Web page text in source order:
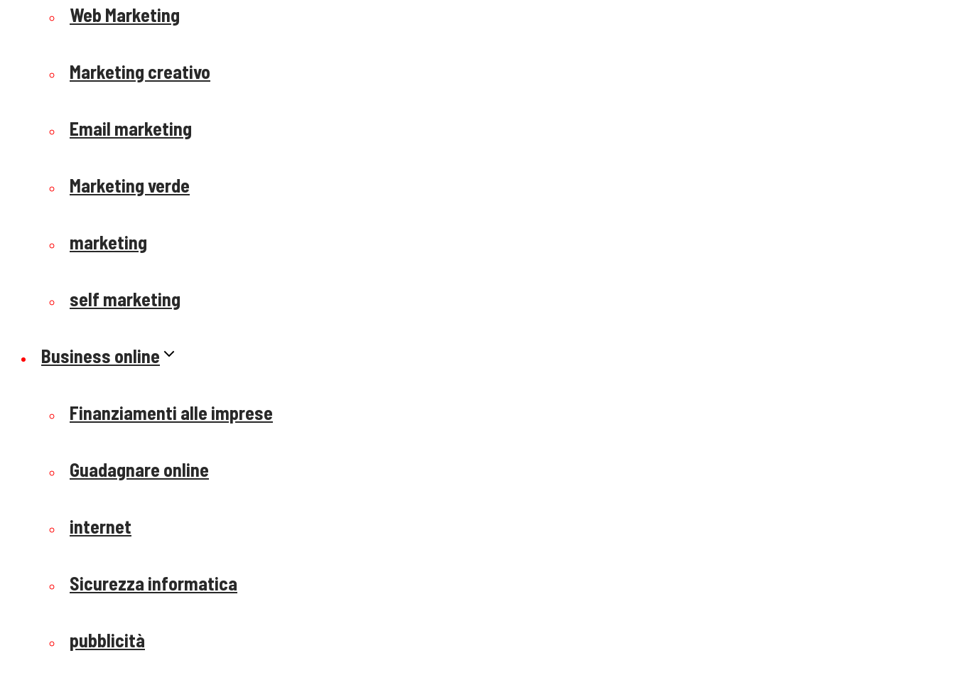
Web Marketing
Marketing creativo
Email marketing
Marketing verde
marketing
self marketing
Business online
Finanziamenti alle imprese
Guadagnare online
internet
Sicurezza informatica
pubblicità